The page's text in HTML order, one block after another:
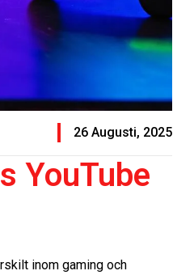
26 Augusti, 2025
YouTube
inom gaming och